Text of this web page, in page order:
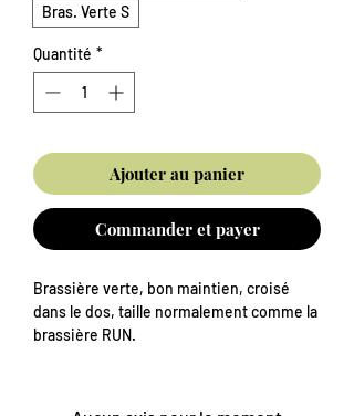
Bras. Verte S
Quantité *
Ajouter au panier
Commander et payer
Brassière verte, bon maintien, croisé
dans le dos, taille normalement comme la
brassière RUN.